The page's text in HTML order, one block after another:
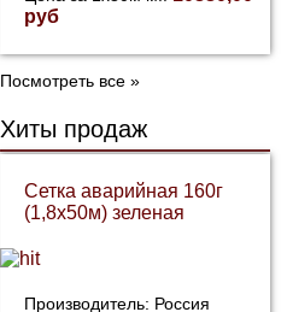
руб
Посмотреть все »
Хиты продаж
Сетка аварийная 160г
(1,8х50м) зеленая
Производитель: Россия